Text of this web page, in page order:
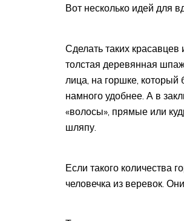
Вот несколько идей для
Сделать таких
толстая деревянная
лица, на горшке,
намного удобнее. А в
«волосы», прямые или
шляпу.
Если такого количества
человечка из веревок.